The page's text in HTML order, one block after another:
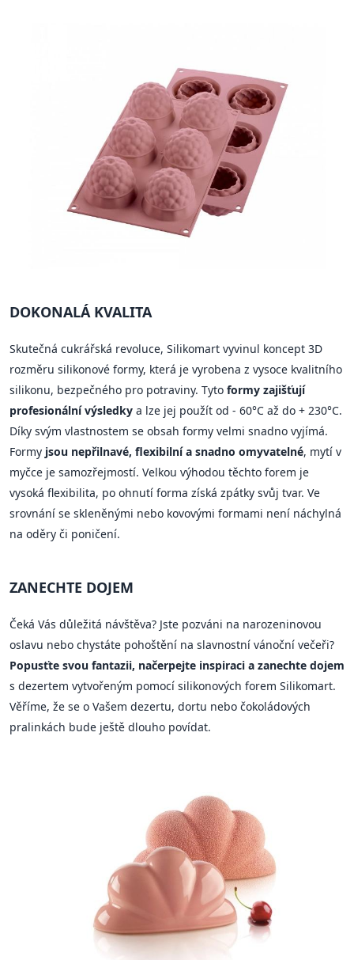
DOKONALÁ KVALITA
Skutečná cukrářská revoluce, Silikomart vyvinul koncept 3D
rozměru silikonové formy, která je vyrobena z vysoce kvalitního
silikonu, bezpečného pro potraviny. Tyto formy zajišťují
profesionální výsledky a lze jej použít od - 60°C až do + 230°C.
Díky svým vlastnostem se obsah formy velmi snadno vyjímá.
Formy jsou nepřilnavé, flexibilní a snadno omyvatelné, mytí v
myčce je samozřejmostí. Velkou výhodou těchto forem je
vysoká flexibilita, po ohnutí forma získá zpátky svůj tvar. Ve
srovnání se skleněnými nebo kovovými formami není náchylná
na oděry či poničení.
ZANECHTE DOJEM
Čeká Vás důležitá návštěva? Jste pozváni na narozeninovou
oslavu nebo chystáte pohoštění na slavnostní vánoční večeři?
Popusťte svou fantazii, načerpejte inspiraci a zanechte dojem
s dezertem vytvořeným pomocí silikonových forem Silikomart.
Věříme, že se o Vašem dezertu, dortu nebo čokoládových
pralinkách bude ještě dlouho povídat.